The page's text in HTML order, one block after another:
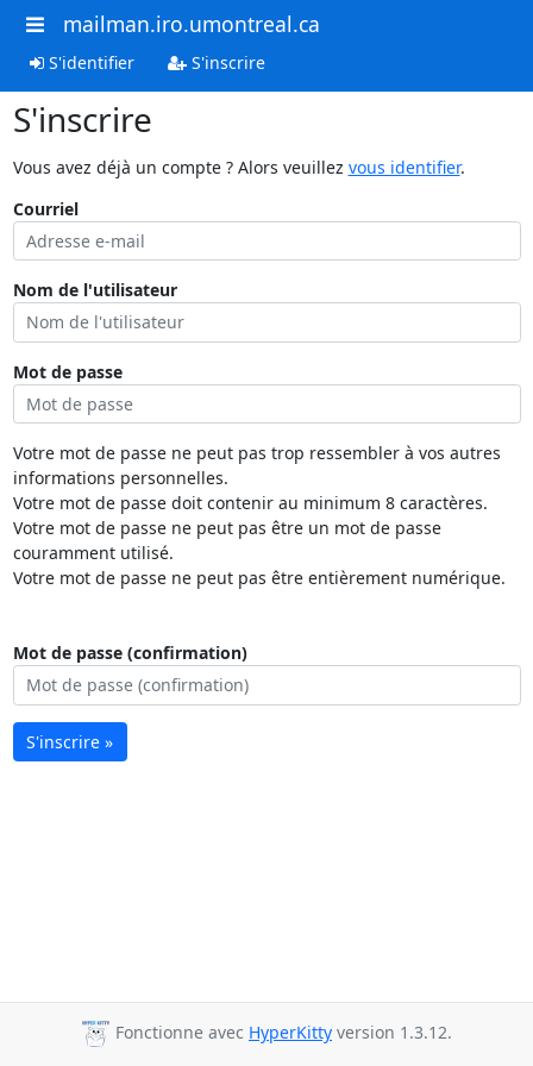
mailman.iro.umontreal.ca
S'identifier S'inscrire
S'inscrire
Vous avez déjà un compte ? Alors veuillez vous identifier.
Courriel
Nom de l'utilisateur
Mot de passe
Votre mot de passe ne peut pas trop ressembler à vos autres
informations personnelles.
Votre mot de passe doit contenir au minimum 8 caractères.
Votre mot de passe ne peut pas être un mot de passe
couramment utilisé.
Votre mot de passe ne peut pas être entièrement numérique.
Mot de passe (confirmation)
S'inscrire »
Fonctionne avec HyperKitty version 1.3.12.